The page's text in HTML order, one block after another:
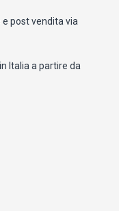
post vendita via
Italia a partire da